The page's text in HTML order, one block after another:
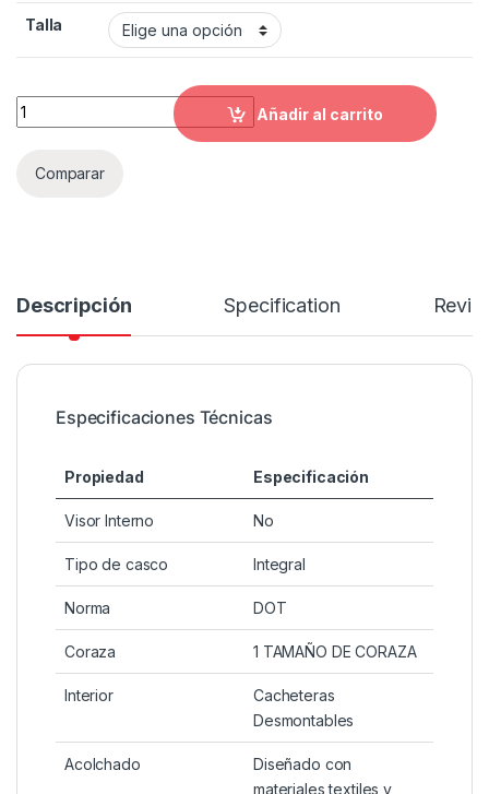
Talla
Casco X-ONE X-500 RS Nwize quantity
Añadir al carrito
Comparar
Descripción Specification
Especificaciones Técnicas
Propiedad Especificación
Visor Interno No
Tipo de casco Integral
Norma DOT
Coraza 1 TAMAÑO DE CORAZA
Interior
Cacheteras
Desmontables
Acolchado
Diseñado con
materiales textiles y